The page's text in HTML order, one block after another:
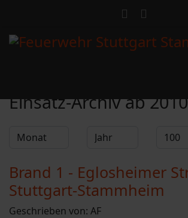
Einsatz-Archiv ab 2010
Filter
Monat Jahr
Brand 1 - Eglosheimer
Stuttgart-Stammheim
Geschrieben von: AF